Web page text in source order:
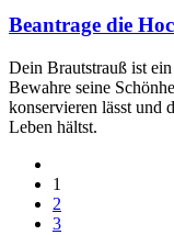
Beantrage die
Dein Brautstrauß ist
Bewahre seine
konservieren lässt und
Leben hältst.
1
2
3